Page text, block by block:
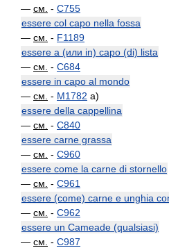
— см. - C755
essere col capo nella fossa
— см. - F1189
essere a (или in) capo (di) lista
— см. - C684
essere in capo al mondo
— см. - M1782 a)
essere della cappellina
— см. - C840
essere carne grassa
— см. - C960
essere come la carne di stornello
— см. - C961
essere (come) carne e unghia
— см. - C962
essere un Cameade (qualsiasi)
— см. - C987